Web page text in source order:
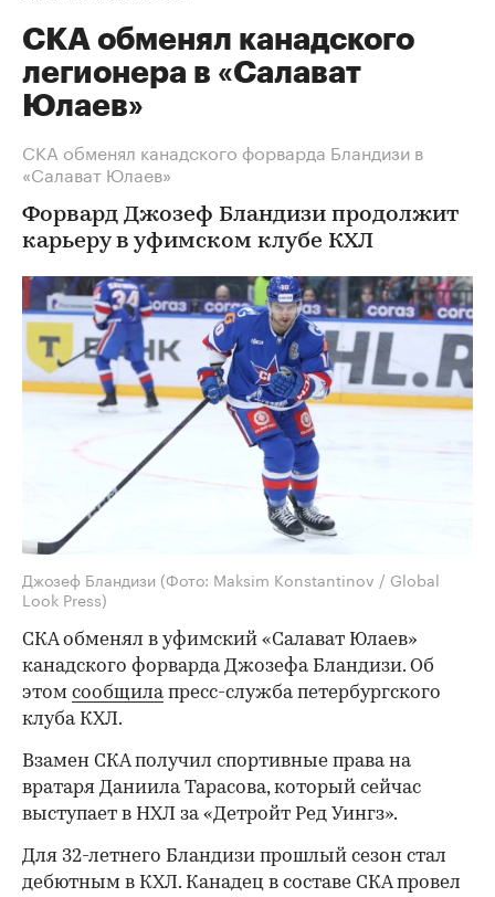
СКА обменял канадского
легионера в «Салават
Юлаев»
СКА обменял канадского форварда Бландизи в
«Салават Юлаев»
Форвард Джозеф Бландизи продолжит
карьеру в уфимском клубе КХЛ
Джозеф Бландизи (Фото: Maksim Konstantinov / Global
Look Press)
СКА обменял в уфимский «Салават Юлаев»
канадского форварда Джозефа Бландизи. Об
этом сообщилапресс-служба петербургского
клуба КХЛ.
Взамен СКА получил спортивные права на
вратаря Даниила Тарасова, который сейчас
выступает в НХЛ за «Детройт Ред Уингз».
Для 32-летнего Бландизи прошлый сезон стал
дебютным в КХЛ. Канадец в составе СКА провел